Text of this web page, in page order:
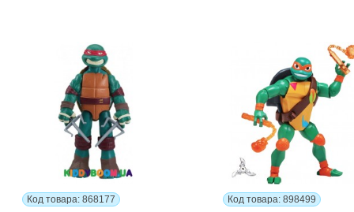
Код товара: 868177 Код товара: 898499